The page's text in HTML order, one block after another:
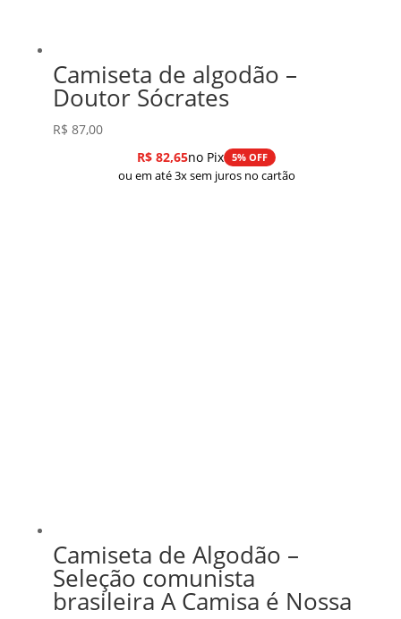
Camiseta de algodão –
Doutor Sócrates
R$ 87,00
R$ 82,65no Pix 5% OFF
ou em até 3x sem juros no cartão
Camiseta de Algodão –
Seleção comunista
brasileira A Camisa é Nossa